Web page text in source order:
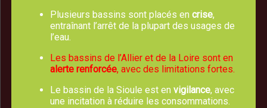
Horaires d'Ouverture
Lundi, mercredi, jeudi et vendredi :
8h00 - 12h30
Plusieurs bassins sont placés en crise,
entraînant l’arrêt de la plupart des usages de
l’eau.
Les bassins de l’Allier et de la Loire sont en
alerte renforcée, avec des limitations fortes.
Le bassin de la Sioule est en vigilance, avec
une incitation à réduire les consommations.